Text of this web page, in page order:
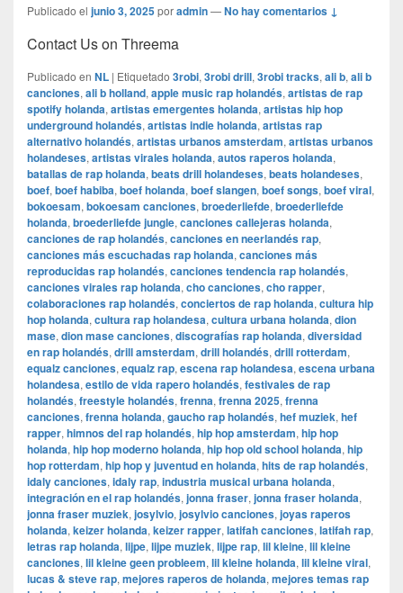
Publicado el junio 3, 2025poradmin—No hay comentarios ↓
Contact Us on Threema
Publicado en NL | Etiquetado 3robi, 3robi drill, 3robi tracks, ali b, ali b
canciones, ali b holland, apple music rap holandés, artistas de rap
spotify holanda, artistas emergentes holanda, artistas hip hop
underground holandés, artistas indie holanda, artistas rap
alternativo holandés, artistas urbanos amsterdam, artistas urbanos
holandeses, artistas virales holanda, autos raperos holanda,
batallas de rap holanda, beats drill holandeses, beats holandeses,
boef, boef habiba, boef holanda, boef slangen, boef songs, boef viral,
bokoesam, bokoesam canciones, broederliefde, broederliefde
holanda, broederliefde jungle, canciones callejeras holanda,
canciones de rap holandés, canciones en neerlandés rap,
canciones más escuchadas rap holanda, canciones más
reproducidas rap holandés, canciones tendencia rap holandés,
canciones virales rap holanda, cho canciones, cho rapper,
colaboraciones rap holandés, conciertos de rap holanda, cultura hip
hop holanda, cultura rap holandesa, cultura urbana holanda, dion
mase, dion mase canciones, discografías rap holanda, diversidad
en rap holandés, drill amsterdam, drill holandés, drill rotterdam,
equalz canciones, equalz rap, escena rap holandesa, escena urbana
holandesa, estilo de vida rapero holandés, festivales de rap
holandés, freestyle holandés, frenna, frenna 2025, frenna
canciones, frenna holanda, gaucho rap holandés, hef muziek, hef
rapper, himnos del rap holandés, hip hop amsterdam, hip hop
holanda, hip hop moderno holanda, hip hop old school holanda, hip
hop rotterdam, hip hop y juventud en holanda, hits de rap holandés,
idaly canciones, idaly rap, industria musical urbana holanda,
integración en el rap holandés, jonna fraser, jonna fraser holanda,
jonna fraser muziek, josylvio, josylvio canciones, joyas raperos
holanda, keizer holanda, keizer rapper, latifah canciones, latifah rap,
letras rap holanda, lijpe, lijpe muziek, lijpe rap, lil kleine, lil kleine
canciones, lil kleine geen probleem, lil kleine holanda, lil kleine viral,
lucas & steve rap, mejores raperos de holanda, mejores temas rap